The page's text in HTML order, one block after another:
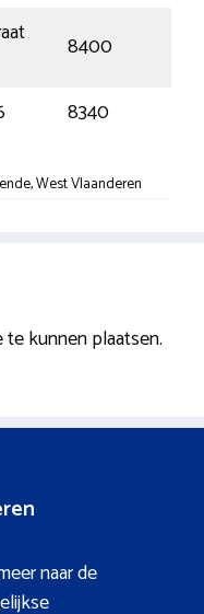
8400
8340
West Vlaanderen
kunnen plaatsen.
naar de